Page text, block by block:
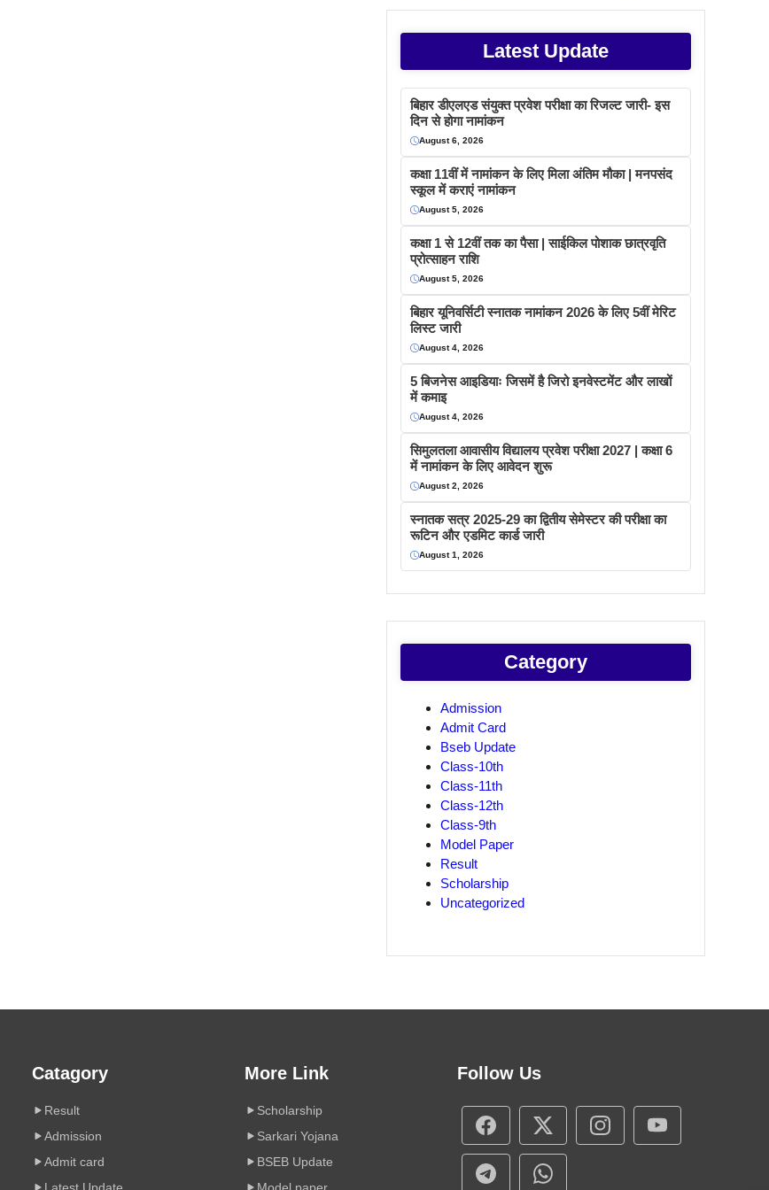
Latest Update
बिहार डीएलएड संयुक्त प्रवेश परीक्षा का रिजल्ट जारी- इस
दिन से होगा नामांकन
August 6, 2026
कक्षा 11वीं में नामांकन के लिए मिला अंतिम मौका | मनपसंद
स्कूल में कराएं नामांकन
August 5, 2026
कक्षा 1 से 12वीं तक का पैसा | साईकिल पोशाक छात्रवृति
प्रोत्साहन राशि
August 5, 2026
बिहार यूनिवर्सिटी स्नातक नामांकन 2026 के लिए 5वीं मेरिट
लिस्ट जारी
August 4, 2026
5 बिजनेस आइडियाः जिसमें है जिरो इनवेस्टमेंट और लाखों
में कमाइ
August 4, 2026
सिमुलतला आवासीय विद्यालय प्रवेश परीक्षा 2027 | कक्षा 6
में नामांकन के लिए आवेदन शुरू
August 2, 2026
स्नातक सत्र 2025-29 का द्वितीय सेमेस्टर की परीक्षा का
रूटिन और एडमिट कार्ड जारी
August 1, 2026
Category
Admission
Admit Card
Bseb Update
Class-10th
Class-11th
Class-12th
Class-9th
Model Paper
Result
Scholarship
Uncategorized
Catagory
Result
Admission
Admit card
Latest Update
More Link
Scholarship
Sarkari Yojana
BSEB Update
Model paper
Follow Us